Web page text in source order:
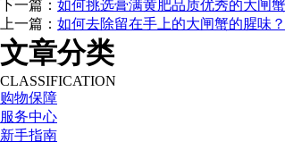
下一篇： 如何挑选膏满黄肥品质优秀的大闸
上一篇： 如何去除留在手上的大闸蟹的腥味？
文章分类
CLASSIFICATION
购物保障
服务中心
新手指南